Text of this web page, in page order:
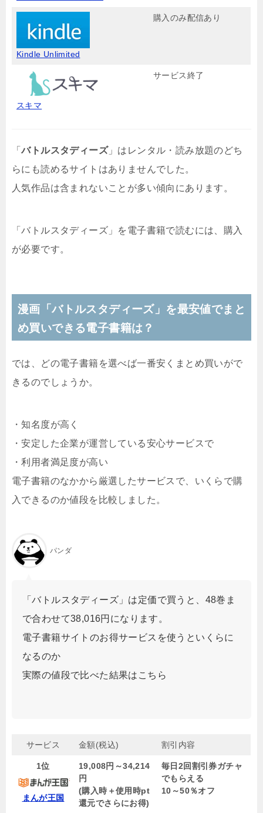
Kindle Unlimited
購入のみ配信あり
スキマ
サービス終了
「バトルスタディーズ」はレンタル・読み放題のどち
らにも読めるサイトはありませんでした。
人気作品は含まれないことが多い傾向にあります。
「バトルスタディーズ」を電子書籍で読むには、購入
が必要です。
漫画「バトルスタディーズ」を最安値でまと
め買いできる電子書籍は？
では、どの電子書籍を選べば一番安くまとめ買いがで
きるのでしょうか。
・知名度が高く
・安定した企業が運営している安心サービスで
・利用者満足度が高い
電子書籍のなかから厳選したサービスで、いくらで購
入できるのか値段を比較しました。
パンダ
「バトルスタディーズ」は定価で買うと、48巻ま
で合わせて38,016円になります。
電子書籍サイトのお得サービスを使うといくらに
なるのか
実際の値段で比べた結果はこちら
サービス 金額(税込) 割引内容
1位
まんが王国
19,008円～34,214
円
(購入時＋使用時pt
還元でさらにお得)
毎日2回割引券ガチャ
でもらえる
10～50％オフ